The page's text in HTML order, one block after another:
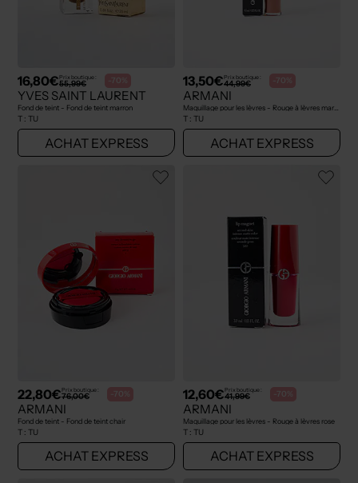
16,80€Prix boutique :
55,99€ -70%
YVES SAINT LAURENT
Fond de teint - Fond de teint marron
T : TU
ACHAT EXPRESS
13,50€Prix boutique :
44,99€ -70%
ARMANI
Maquillage pour les lèvres - Rouge à lèvres marron
T : TU
ACHAT EXPRESS
22,80€Prix boutique :
76,00€ -70%
ARMANI
Fond de teint - Fond de teint chair
T : TU
ACHAT EXPRESS
12,60€Prix boutique :
41,99€ -70%
ARMANI
Maquillage pour les lèvres - Rouge à lèvres rose
T : TU
ACHAT EXPRESS